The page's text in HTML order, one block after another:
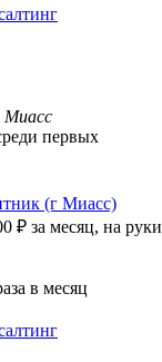
Миасс
первых
(г Миасс)
₽ за месяц, на руки
в месяц